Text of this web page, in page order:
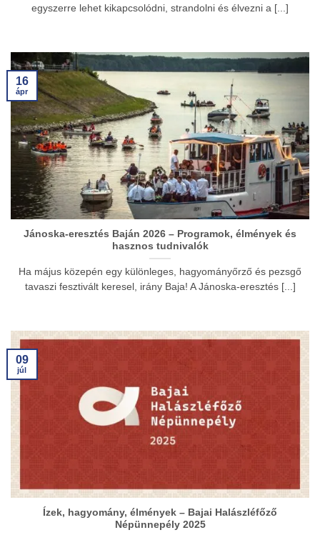
egyszerre lehet kikapcsolódni, strandolni és élvezni a [...]
Jánoska-eresztés Baján 2026 – Programok, élmények és
hasznos tudnivalók
Ha május közepén egy különleges, hagyományőrző és pezsgő
tavaszi fesztivált keresel, irány Baja! A Jánoska-eresztés [...]
16
ápr
Ízek, hagyomány, élmények – Bajai Halászléfőző
Népünnepély 2025
09
júl